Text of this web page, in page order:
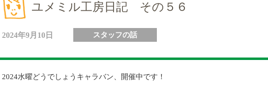
ユメミル工房日記 その５６
2024年9月10日 スタッフの話
2024水曜どうでしょうキャラバン、開催中です！